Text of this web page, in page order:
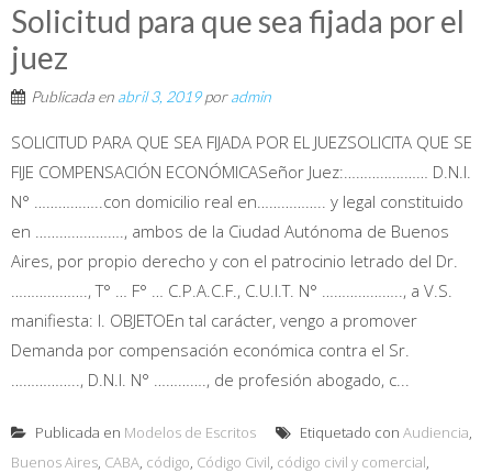
Solicitud para que sea fijada por el
juez
Publicada en abril 3, 2019poradmin
SOLICITUD PARA QUE SEA FIJADA POR EL JUEZSOLICITA QUE SE
FIJE COMPENSACIÓN ECONÓMICASeñor Juez:………………… D.N.I.
N° ……………..con domicilio real en…………….. y legal constituido
en …………………., ambos de la Ciudad Autónoma de Buenos
Aires, por propio derecho y con el patrocinio letrado del Dr.
………………., T° … F° … C.P.A.C.F., C.U.I.T. N° ……………….., a V.S.
manifiesta: I. OBJETOEn tal carácter, vengo a promover
Demanda por compensación económica contra el Sr.
…………….., D.N.I. N° …………., de profesión abogado, c...
Publicada en Modelos de Escritos Etiquetado con Audiencia,
Buenos Aires, CABA, código, Código Civil, código civil y comercial,